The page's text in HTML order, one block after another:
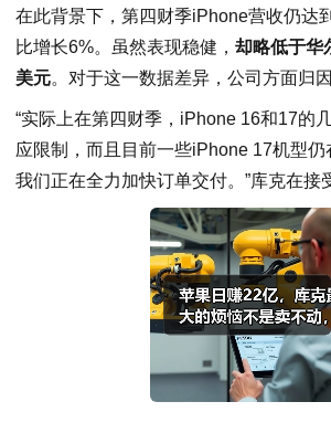
在此背景下，第四财季iPhone营收仍达
比增长6%。虽然表现稳健， 却略低于华
美元。对于这一数据差异，公司方面归
“实际上在第四财季，iPhone 16和17的
应限制，而且目前一些iPhone 17机型仍
我们正在全力加快订单交付。”库克在接